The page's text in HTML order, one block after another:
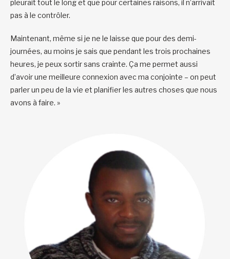
pleurait tout le long et que pour certaines raisons, il n’arrivait
pas à le contrôler.
Maintenant, même si je ne le laisse que pour des demi-
journées, au moins je sais que pendant les trois prochaines
heures, je peux sortir sans crainte. Ça me permet aussi
d’avoir une meilleure connexion avec ma conjointe – on peut
parler un peu de la vie et planifier les autres choses que nous
avons à faire. »